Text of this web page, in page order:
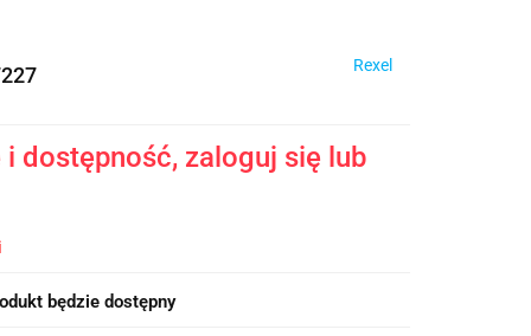
Rexel
i dostępność, zaloguj się lub
będzie dostępny